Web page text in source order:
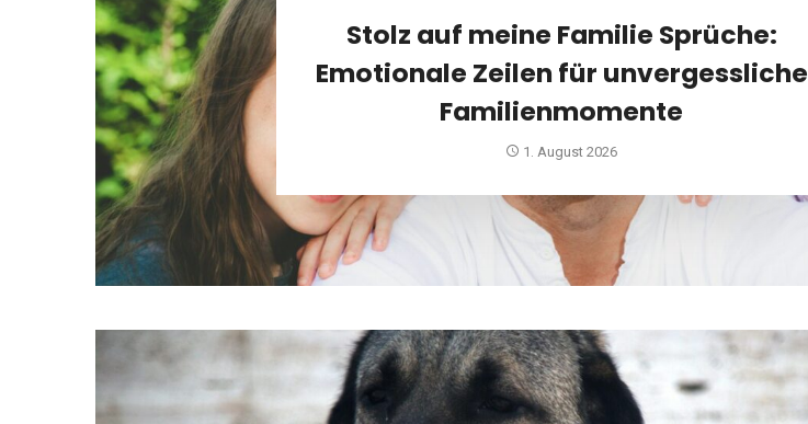
Stolz auf meine Familie Sprüche:
Emotionale Zeilen für unvergessliche
Familienmomente
1. August 2026